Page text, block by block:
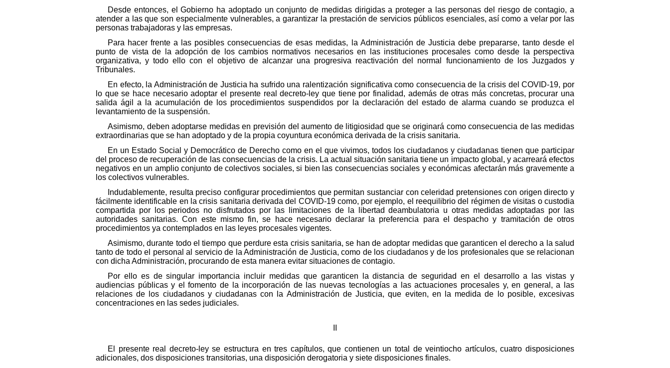
Desde entonces, el Gobierno ha adoptado un conjunto de medidas dirigidas a proteger a las personas del riesgo de contagio, a
atender a las que son especialmente vulnerables, a garantizar la prestación de servicios públicos esenciales, así como a velar por las
personas trabajadoras y las empresas.
Para hacer frente a las posibles consecuencias de esas medidas, la Administración de Justicia debe prepararse, tanto desde el
punto de vista de la adopción de los cambios normativos necesarios en las instituciones procesales como desde la perspectiva
organizativa, y todo ello con el objetivo de alcanzar una progresiva reactivación del normal funcionamiento de los Juzgados y
Tribunales.
En efecto, la Administración de Justicia ha sufrido una ralentización significativa como consecuencia de la crisis del COVID-19, por
lo que se hace necesario adoptar el presente real decreto-ley que tiene por finalidad, además de otras más concretas, procurar una
salida ágil a la acumulación de los procedimientos suspendidos por la declaración del estado de alarma cuando se produzca el
levantamiento de la suspensión.
Asimismo, deben adoptarse medidas en previsión del aumento de litigiosidad que se originará como consecuencia de las medidas
extraordinarias que se han adoptado y de la propia coyuntura económica derivada de la crisis sanitaria.
En un Estado Social y Democrático de Derecho como en el que vivimos, todos los ciudadanos y ciudadanas tienen que participar
del proceso de recuperación de las consecuencias de la crisis. La actual situación sanitaria tiene un impacto global, y acarreará efectos
negativos en un amplio conjunto de colectivos sociales, si bien las consecuencias sociales y económicas afectarán más gravemente a
los colectivos vulnerables.
Indudablemente, resulta preciso configurar procedimientos que permitan sustanciar con celeridad pretensiones con origen directo y
fácilmente identificable en la crisis sanitaria derivada del COVID-19 como, por ejemplo, el reequilibrio del régimen de visitas o custodia
compartida por los periodos no disfrutados por las limitaciones de la libertad deambulatoria u otras medidas adoptadas por las
autoridades sanitarias. Con este mismo fin, se hace necesario declarar la preferencia para el despacho y tramitación de otros
procedimientos ya contemplados en las leyes procesales vigentes.
Asimismo, durante todo el tiempo que perdure esta crisis sanitaria, se han de adoptar medidas que garanticen el derecho a la salud
tanto de todo el personal al servicio de la Administración de Justicia, como de los ciudadanos y de los profesionales que se relacionan
con dicha Administración, procurando de esta manera evitar situaciones de contagio.
Por ello es de singular importancia incluir medidas que garanticen la distancia de seguridad en el desarrollo a las vistas y
audiencias públicas y el fomento de la incorporación de las nuevas tecnologías a las actuaciones procesales y, en general, a las
relaciones de los ciudadanos y ciudadanas con la Administración de Justicia, que eviten, en la medida de lo posible, excesivas
concentraciones en las sedes judiciales.
El presente real decreto-ley se estructura en tres capítulos, que contienen un total de veintiocho artículos, cuatro disposiciones
adicionales, dos disposiciones transitorias, una disposición derogatoria y siete disposiciones finales.